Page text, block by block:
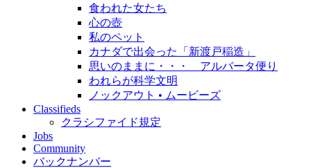
食われた女たち
心の壺
私のペット
カナダで出会った「新渡戸稲造」
思いのままに・・・ アルバータ便り
われらが科学文明
ノックアウト • ムービーズ
Classifieds
クラシファイド規定
Jobs
Community
バックナンバー